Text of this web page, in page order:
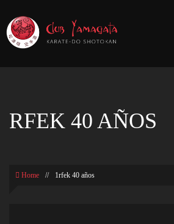
RFEK 40 AÑOS
Home // 1rfek 40 años